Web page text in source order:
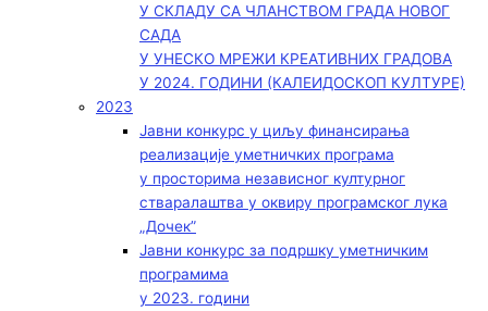
У СКЛАДУ СА ЧЛАНСТВОМ ГРАДА НОВОГ
САДА
У УНЕСКО МРЕЖИ КРЕАТИВНИХ ГРАДОВА
У 2024. ГОДИНИ (КАЛЕИДОСКОП КУЛТУРЕ)
2023
Јавни конкурс у циљу финансирања
реализације уметничких програма
у просторима независног културног
стваралаштва у оквиру програмског лука
„Дочек”
Јавни конкурс за подршку уметничким
програмима
у 2023. години